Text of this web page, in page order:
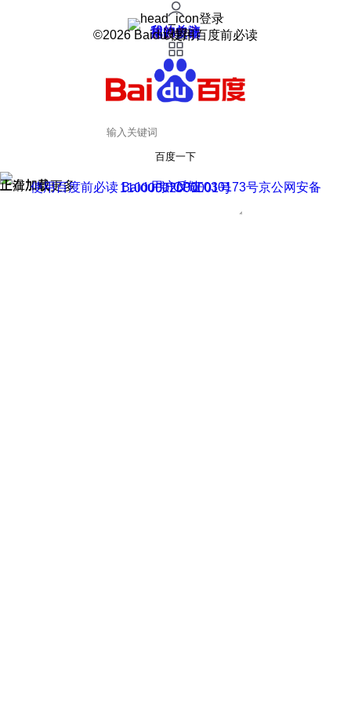
登录
我的关注
我的收藏
皮肤中心
用户反馈
设置
©2026 Baidu 使用百度前必读
百度一下
正在加载
上滑加载更多 用户反馈
使用百度前必读 Baidu 京ICP证030173号
京公网安备11000002000001号